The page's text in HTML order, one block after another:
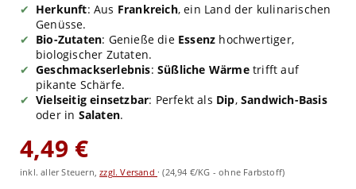
Herkunft: Aus Frankreich, ein Land der kulinarischen
Genüsse.
Bio-Zutaten: Genieße die Essenz hochwertiger,
biologischer Zutaten.
Geschmackserlebnis:Süßliche Wärmetrifft auf
pikante Schärfe.
Vielseitig einsetzbar: Perfekt als Dip,Sandwich-Basis
oder in Salaten.
4,49 €
inkl. aller Steuern,zzgl. Versand ·(24,94 €/KG - ohne Farbstoff)